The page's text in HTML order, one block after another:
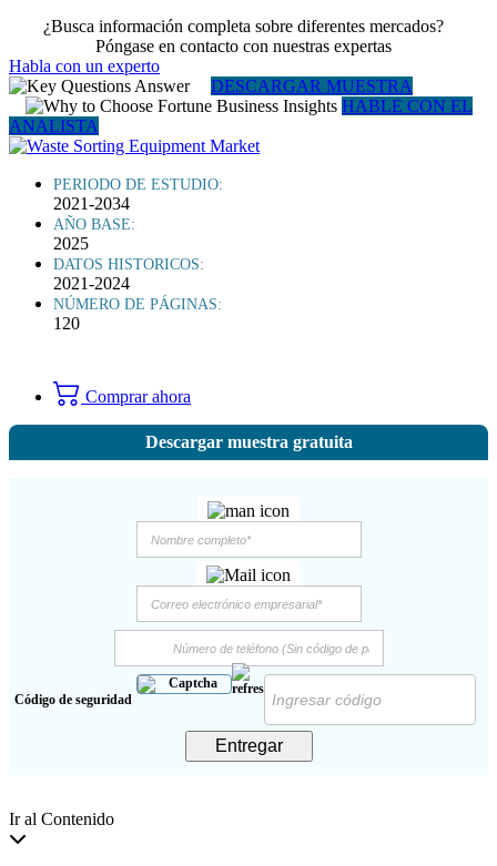
¿Busca información completa sobre diferentes mercados?
Póngase en contacto con nuestras expertas
Habla con un experto
DESCARGAR MUESTRA
HABLE CON EL
ANALISTA
PERIODO DE ESTUDIO:
2021-2034
AÑO BASE:
2025
DATOS HISTORICOS:
2021-2024
NÚMERO DE PÁGINAS:
120
Comprar ahora
Descargar muestra gratuita
Código de seguridad
Entregar
Ir al Contenido